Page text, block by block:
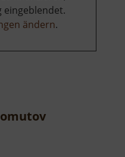
eingeblendet.
ändern.